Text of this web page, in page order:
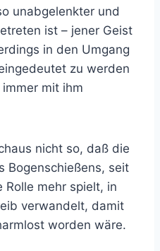
unabgelenkter und
ist – jener Geist
in den Umgang
zu werden
mit ihm
nicht so, daß die
Bogenschießens, seit
Rolle mehr spielt, in
verwandelt, damit
worden wäre.